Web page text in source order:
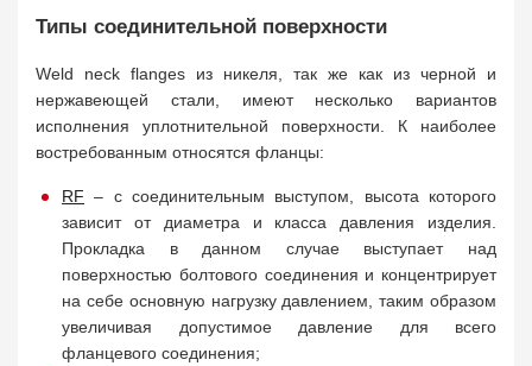
Типы соединительной поверхности
Weld neck flanges из никеля, так же как из черной и
нержавеющей стали, имеют несколько вариантов
исполнения уплотнительной поверхности. К наиболее
востребованным относятся фланцы:
RF – с соединительным выступом, высота которого
зависит от диаметра и класса давления изделия.
Прокладка в данном случае выступает над
поверхностью болтового соединения и концентрирует
на себе основную нагрузку давлением, таким образом
увеличивая допустимое давление для всего
фланцевого соединения;